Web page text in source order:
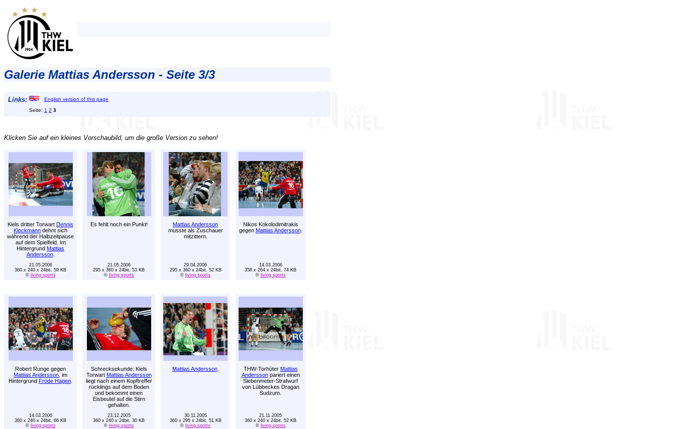
Galerie Mattias Andersson - Seite 3/3
Links:
English version of this page
Seite: 1 2 3
Klicken Sie auf ein kleines Vorschaubild, um die große Version zu sehen!
Kiels dritter Torwart Dennis
Klockmann dehnt sich
während der Halbzeitpause
auf dem Spielfeld. Im
Hintergrund Mattias
Andersson.
Es fehlt noch ein Punkt!
Mattias Andersson
musste als Zuschauer
mitzittern.
Nikos Kokolodimitrakis
gegen Mattias Andersson.
21.05.2006
360 x 240 x 24bit, 59 KB
© living sports
21.05.2006
295 x 360 x 24bit, 53 KB
© living sports
29.04.2006
295 x 360 x 24bit, 52 KB
© living sports
14.03.2006
358 x 264 x 24bit, 74 KB
© living sports
Robert Runge gegen
Mattias Andersson , im
Hintergrund Frode Hagen
Schrecksekunde: Kiels
Torwart Mattias Andersson
liegt nach einem Kopftreffer
rücklings auf dem Boden
und bekommt einen
Eisbeutel auf die Stirn
gehalten.
Mattias Andersson. THW-Torhüter Mattias
Anderssonpariert einen
Siebenmeter-Strafwurf
von Lübbeckes Dragan
Sudzum.
14.03.2006
360 x 240 x 24bit, 66 KB
© living sports
23.12.2005
360 x 240 x 24bit, 30 KB
© living sports
30.11.2005
360 x 295 x 24bit, 51 KB
© living sports
21.11.2005
360 x 240 x 24bit, 52 KB
© living sports